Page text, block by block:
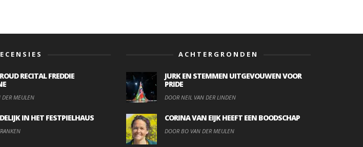
RECITAL FREDDIE
MEULEN
IN HET FESTPIELHAUS
ACHTERGRONDEN
JURK EN STEMMEN UITGEVOUWEN VOOR
PRIDE
DOOR NEIL VAN DER LINDEN
CORINA VAN EIJK HEEFT EEN BOODSCHAP
DOOR BO VAN DER MEULEN